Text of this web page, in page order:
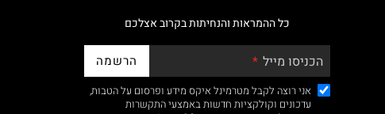
כל ההמראות והנחיתות בקרוב אצלכם
הכניסו מייל הרשמה
אני רוצה לקבל מטרמינל איקס מידע ופרסום על הטבות,
עדכונים וקולקציות חדשות באמצעי התקשרות